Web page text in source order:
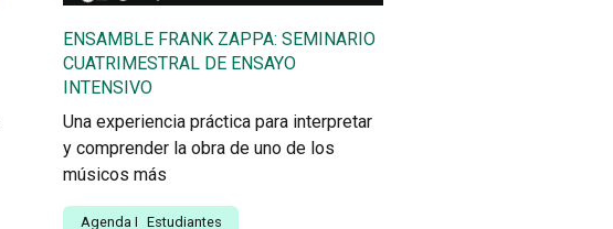
ENSAMBLE FRANK ZAPPA: SEMINARIO
CUATRIMESTRAL DE ENSAYO
INTENSIVO
Una experiencia práctica para interpretar
y comprender la obra de uno de los
músicos más
Agenda I Estudiantes